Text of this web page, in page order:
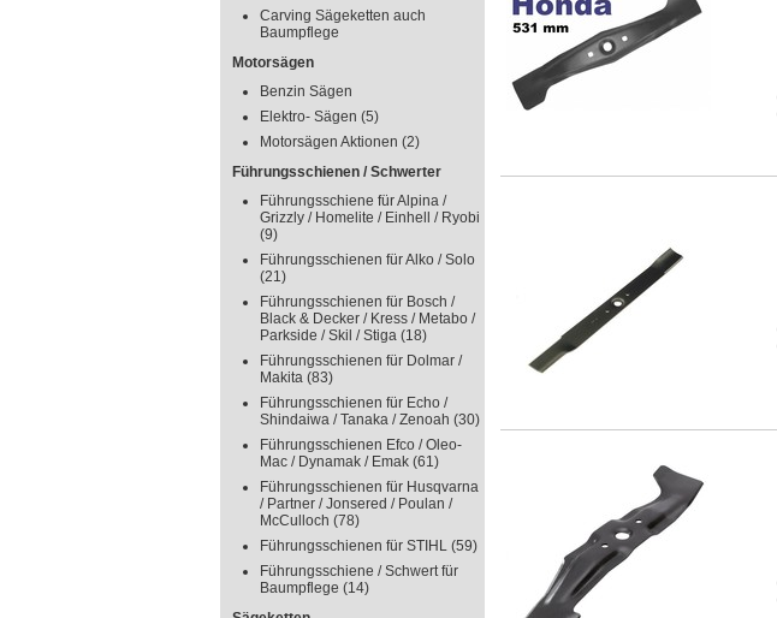
Carving Sägeketten auch
Baumpflege
Motorsägen
Benzin Sägen
Elektro- Sägen (5)
Motorsägen Aktionen (2)
Führungsschienen / Schwerter
Führungsschiene für Alpina /
Grizzly / Homelite / Einhell / Ryobi
(9)
Führungsschienen für Alko / Solo
(21)
Führungsschienen für Bosch /
Black & Decker / Kress / Metabo /
Parkside / Skil / Stiga (18)
Führungsschienen für Dolmar /
Makita (83)
Führungsschienen für Echo /
Shindaiwa / Tanaka / Zenoah (30)
Führungsschienen Efco / Oleo-
Mac / Dynamak / Emak (61)
Führungsschienen für Husqvarna
/ Partner / Jonsered / Poulan /
McCulloch (78)
Führungsschienen für STIHL (59)
Führungsschiene / Schwert für
Baumpflege (14)